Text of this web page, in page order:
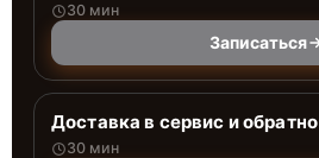
30 мин
Записаться
Доставка в сервис и обратно
30 мин